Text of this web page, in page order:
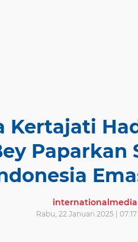
Kertajati
internationalmedia
Rabu, 22 Januari 2025 |